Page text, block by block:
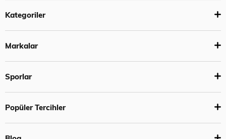
Kategoriler
Markalar
Sporlar
Popüler Tercihler